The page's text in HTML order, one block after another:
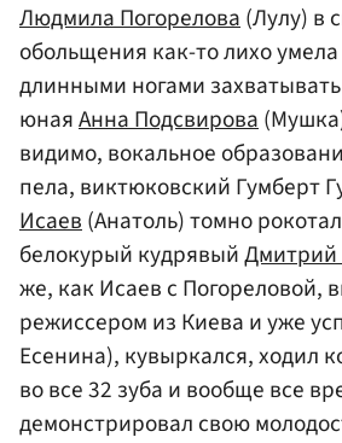
Людмила Погорелова(Лулу) в
обольщения как-то лихо
длинными ногами
юнаяАнна Подсвирова
видимо, вокальное
пела, виктюковский Гумберт
Исаев(Анатоль) томно
белокурый кудрявый
же, как Исаев с Погореловой,
режиссером из Киева и уже
Есенина), кувыркался, ходил
во все 32 зуба и вообще все
демонстрировал свою